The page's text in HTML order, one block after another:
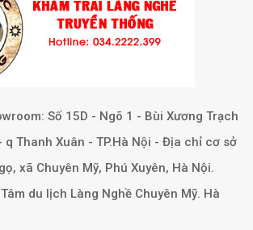
Số 15D - Ngõ 1 - Bùi Xương Trạch
q Thanh Xuân - TP.Hà Nội - Địa chỉ cơ sở
xã Chuyên Mỹ, Phú Xuyên, Hà Nội.
du lịch Làng Nghề Chuyên Mỹ. Hà